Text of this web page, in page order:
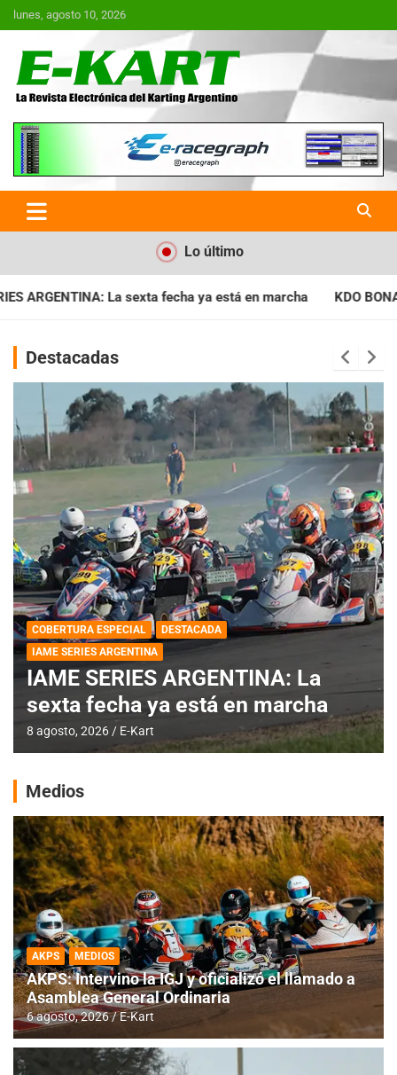
Saltar
al
lunes, agosto 10, 2026
E-Kart.com.ar | La Revista
Electrónica del Karting en
Argentina
Lo último
ya está en marcha KDO BONAERENSE: Con la vara bien
Destacadas
COBERTURA ESPECIAL
DESTACADA
IAME SERIES ARGENTINA
IAME SERIES ARGENTINA: La
sexta fecha ya está en marcha
8 agosto, 2026 E-Kart
Medios
AKPS MEDIOS
AKPS: Intervino la IGJ y oficializó el llamado a
Asamblea General Ordinaria
6 agosto, 2026 E-Kart